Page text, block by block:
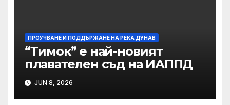
ПРОУЧВАНЕ И ПОДДЪРЖАНЕ НА РЕКА ДУНАВ
“Тимок” е най-новият
плавателен съд на ИАППД
JUN 8, 2026